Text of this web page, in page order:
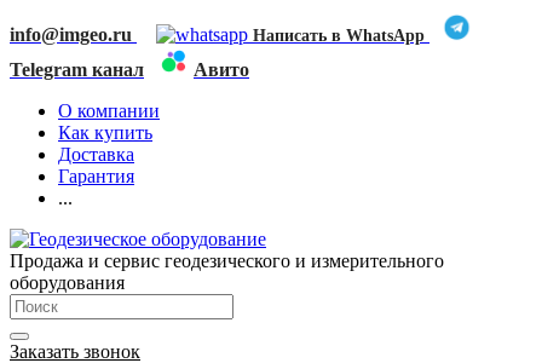
info@imgeo.ru Написать в WhatsApp
Telegram канал
Авито
О компании
Как купить
Доставка
Гарантия
...
Продажа и сервис геодезического и измерительного
оборудования
Заказать звонок